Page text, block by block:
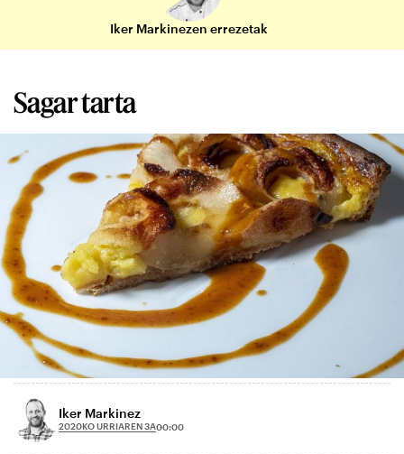
Iker Markinezen errezetak
Sagar tarta
Iker Markinez
2020KO URRIAREN 3A00:00